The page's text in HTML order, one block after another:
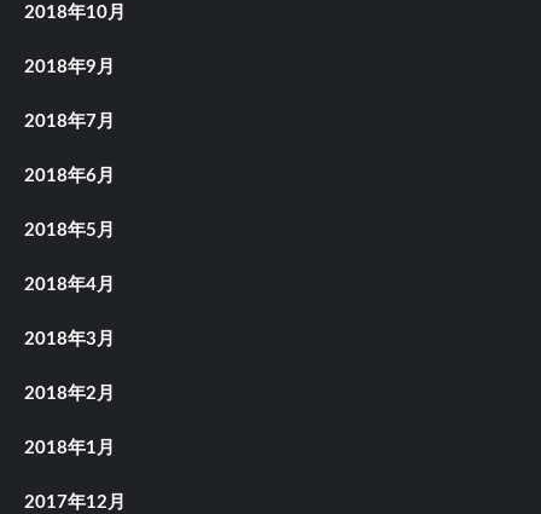
2018年10月
2018年9月
2018年7月
2018年6月
2018年5月
2018年4月
2018年3月
2018年2月
2018年1月
2017年12月